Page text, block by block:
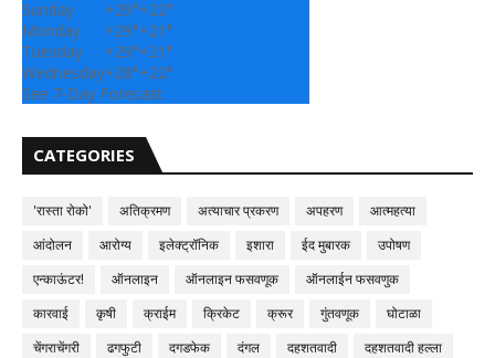
Sunday
+29°+22°
Monday
+29°+21°
Tuesday
+29°+21°
Wednesday+28°+22°
See 7-Day Forecast
CATEGORIES
'रास्ता रोको' अतिक्रमण अत्याचार प्रकरण अपहरण
आत्महत्या
आंदोलन
आरोग्य इलेक्ट्रॉनिक इशारा ईद मुबारक
उपोषण
एन्काऊंटर!
ऑनलाइन ऑनलाइन फसवणूक
ऑनलाईन फसवणुक
कारवाई
कृषी क्राईम क्रिकेट क्रूर गुंतवणूक
घोटाळा
चेंगराचेंगरी
ढगफुटी दगडफेक दंगल दहशतवादी
दहशतवादी हल्ला